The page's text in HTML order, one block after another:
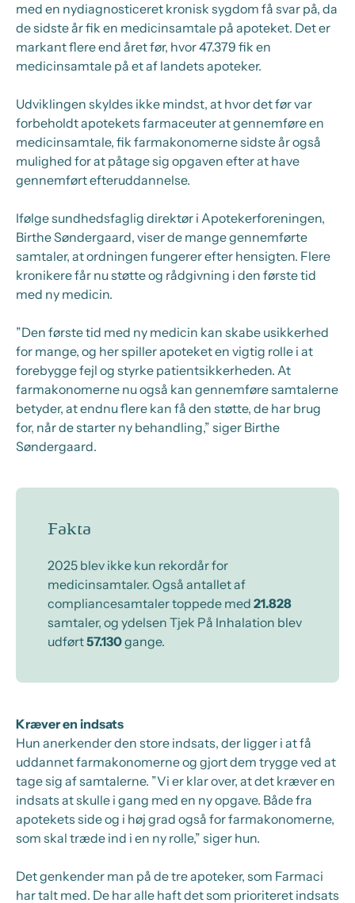
med en nydiagnosticeret kronisk sygdom få svar på, da
de sidste år fik en medicinsamtale på apoteket. Det er
markant flere end året før, hvor 47.379 fik en
medicinsamtale på et af landets apoteker.
Udviklingen skyldes ikke mindst, at hvor det før var
forbeholdt apotekets farmaceuter at gennemføre en
medicinsamtale, fik farmakonomerne sidste år også
mulighed for at påtage sig opgaven efter at have
gennemført efteruddannelse.
Ifølge sundhedsfaglig direktør i Apotekerforeningen,
Birthe Søndergaard, viser de mange gennemførte
samtaler, at ordningen fungerer efter hensigten. Flere
kronikere får nu støtte og rådgivning i den første tid
med ny medicin.
”Den første tid med ny medicin kan skabe usikkerhed
for mange, og her spiller apoteket en vigtig rolle i at
forebygge fejl og styrke patientsikkerheden. At
farmakonomerne nu også kan gennemføre samtalerne
betyder, at endnu flere kan få den støtte, de har brug
for, når de starter ny behandling,” siger Birthe
Søndergaard.
Fakta
2025 blev ikke kun rekordår for
medicinsamtaler. Også antallet af
compliancesamtaler toppede med 21.828
samtaler, og ydelsen Tjek På Inhalation blev
udført57.130gange.
Kræver en indsats
Hun anerkender den store indsats, der ligger i at få
uddannet farmakonomerne og gjort dem trygge ved at
tage sig af samtalerne. ”Vi er klar over, at det kræver en
indsats at skulle i gang med en ny opgave. Både fra
apotekets side og i høj grad også for farmakonomerne,
som skal træde ind i en ny rolle,” siger hun.
Det genkender man på de tre apoteker, som Farmaci
har talt med. De har alle haft det som prioriteret indsats